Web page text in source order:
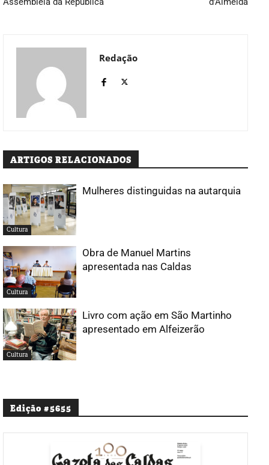
Redação
ARTIGOS RELACIONADOS
Cultura
Mulheres distinguidas na autarquia
Cultura
Obra de Manuel Martins
apresentada nas Caldas
Cultura
Livro com ação em São Martinho
apresentado em Alfeizerão
Edição #5655